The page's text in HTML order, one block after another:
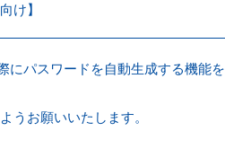
け】
にパスワードを自動生成する機能を
うお願いいたします。